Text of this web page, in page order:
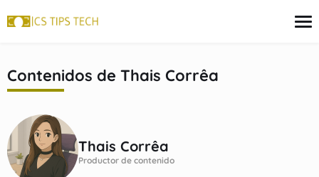
Finanzas
Programas sociales
Inversiones
Préstamos
Contenidos de Thais Corrêa
Thais Corrêa
Productor de contenido